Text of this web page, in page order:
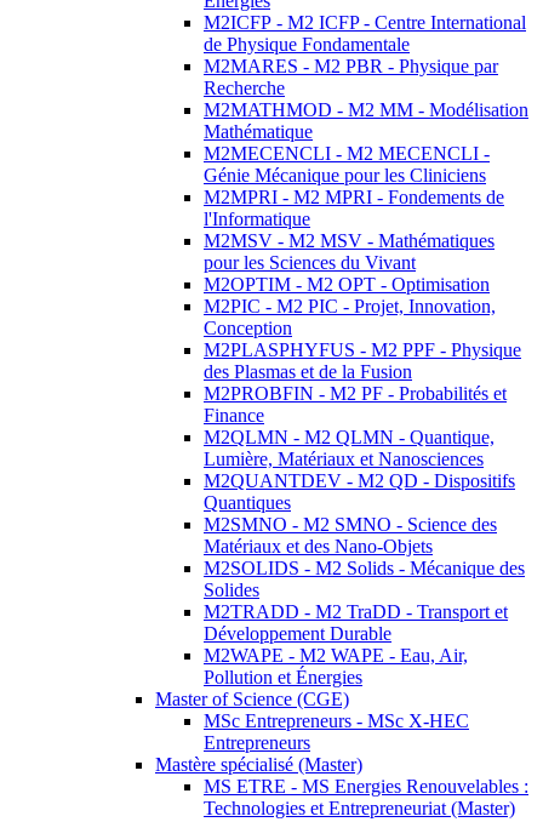
M2ICFP - M2 ICFP - Centre International
de Physique Fondamentale
M2MARES - M2 PBR - Physique par
Recherche
M2MATHMOD - M2 MM - Modélisation
Mathématique
M2MECENCLI - M2 MECENCLI -
Génie Mécanique pour les Cliniciens
M2MPRI - M2 MPRI - Fondements de
l'Informatique
M2MSV - M2 MSV - Mathématiques
pour les Sciences du Vivant
M2OPTIM - M2 OPT - Optimisation
M2PIC - M2 PIC - Projet, Innovation,
Conception
M2PLASPHYFUS - M2 PPF - Physique
des Plasmas et de la Fusion
M2PROBFIN - M2 PF - Probabilités et
Finance
M2QLMN - M2 QLMN - Quantique,
Lumière, Matériaux et Nanosciences
M2QUANTDEV - M2 QD - Dispositifs
Quantiques
M2SMNO - M2 SMNO - Science des
Matériaux et des Nano-Objets
M2SOLIDS - M2 Solids - Mécanique des
Solides
M2TRADD - M2 TraDD - Transport et
Développement Durable
M2WAPE - M2 WAPE - Eau, Air,
Pollution et Énergies
Master of Science (CGE)
MSc Entrepreneurs - MSc X-HEC
Entrepreneurs
Mastère spécialisé (Master)
MS ETRE - MS Energies Renouvelables :
Technologies et Entrepreneuriat (Master)